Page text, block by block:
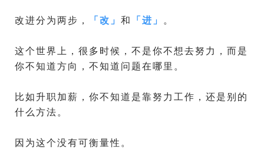
改进分为两步， 「改 」 和 「进 」 。
这个世界上，很多时候，不是你不想去努力，而是
你不知道方向，不知道问题在哪里。
比如升职加薪，你不知道是靠努力工作，还是别的
什么方法。
因为这个没有可衡量性。